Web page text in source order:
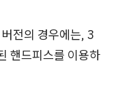
버전의 경우에는, 3
핸드피스를 이용하